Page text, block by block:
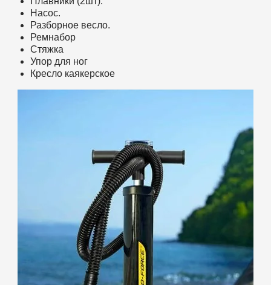
Насос.
Разборное весло.
Ремнабор
Стяжка
Упор для ног
Кресло каякерское